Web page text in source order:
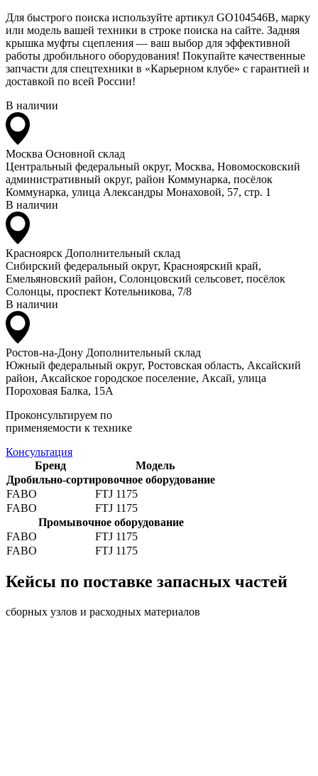
Для быстрого поиска используйте артикул GO104546B, марку
или модель вашей техники в строке поиска на сайте. Задняя
крышка муфты сцепления — ваш выбор для эффективной
работы дробильного оборудования! Покупайте качественные
запчасти для спецтехники в «Карьерном клубе» с гарантией и
доставкой по всей России!
В наличии
Москва Основной склад
Центральный федеральный округ, Москва, Новомосковский
административный округ, район Коммунарка, посёлок
Коммунарка, улица Александры Монаховой, 57, стр. 1
В наличии
Красноярск Дополнительный склад
Сибирский федеральный округ, Красноярский край,
Емельяновский район, Солонцовский сельсовет, посёлок
Солонцы, проспект Котельникова, 7/8
В наличии
Ростов-на-Дону Дополнительный склад
Южный федеральный округ, Ростовская область, Аксайский
район, Аксайское городское поселение, Аксай, улица
Пороховая Балка, 15А
Проконсультируем по
применяемости к технике
Консультация
Бренд
Модель
Дробильно-сортировочное оборудование
FABO
FTJ 1175
FABO
FTJ 1175
Промывочное оборудование
FABO
FTJ 1175
FABO
FTJ 1175
Кейсы по поставке запасных частей
сборных узлов и расходных материалов